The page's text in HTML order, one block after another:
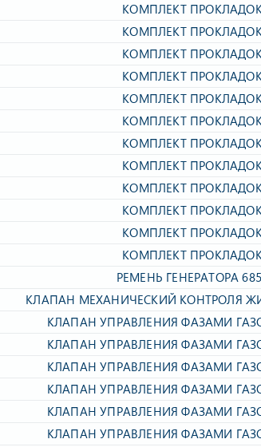
КОМПЛЕКТ
КОМПЛЕКТ
КОМПЛЕКТ
КОМПЛЕКТ
КОМПЛЕКТ
КОМПЛЕКТ
КОМПЛЕКТ
КОМПЛЕКТ
КОМПЛЕКТ
КОМПЛЕКТ
КОМПЛЕКТ
КОМПЛЕКТ
РЕМЕНЬ ГЕНЕРАТОРА
КЛАПАН МЕХАНИЧЕСКИЙ КОНТРОЛЯ
КЛАПАН УПРАВЛЕНИЯ ФАЗАМИ
КЛАПАН УПРАВЛЕНИЯ ФАЗАМИ
КЛАПАН УПРАВЛЕНИЯ ФАЗАМИ
КЛАПАН УПРАВЛЕНИЯ ФАЗАМИ
КЛАПАН УПРАВЛЕНИЯ ФАЗАМИ
КЛАПАН УПРАВЛЕНИЯ ФАЗАМИ